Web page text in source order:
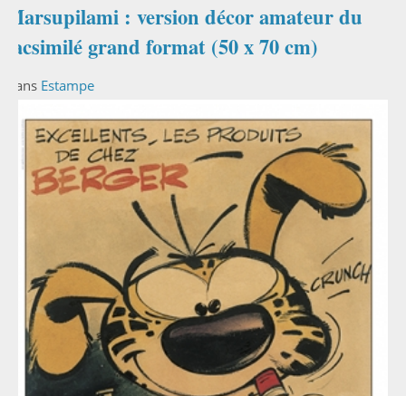
Marsupilami : version décor amateur du
facsimilé grand format (50 x 70 cm)
Dans Estampe